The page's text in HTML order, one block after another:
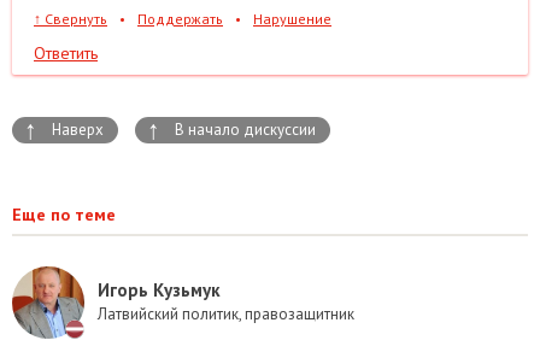
↑ Свернуть • Поддержать • Нарушение
Ответить
↑ Наверх ↑ В начало дискуссии
Еще по теме
Игорь Кузьмук
Латвийский политик, правозащитник